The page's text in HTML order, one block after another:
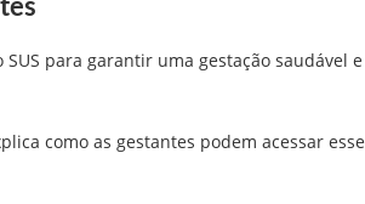
para garantir uma gestação saudável e
como as gestantes podem acessar esse